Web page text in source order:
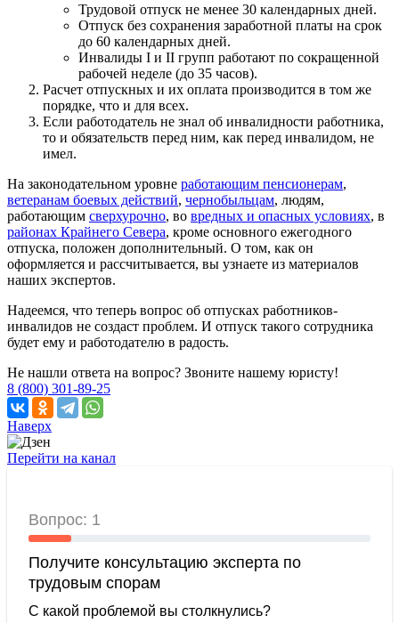
Трудовой отпуск не менее 30 календарных дней.
Отпуск без сохранения заработной платы на срок
до 60 календарных дней.
Инвалиды I и II групп работают по сокращенной
рабочей неделе (до 35 часов).
Расчет отпускных и их оплата производится в том же
порядке, что и для всех.
Если работодатель не знал об инвалидности работника,
то и обязательств перед ним, как перед инвалидом, не
имел.
На законодательном уровне работающим пенсионерам,
ветеранам боевых действий, чернобыльцам, людям,
работающим сверхурочно, во вредных и опасных условиях, в
районах Крайнего Севера, кроме основного ежегодного
отпуска, положен дополнительный. О том, как он
оформляется и рассчитывается, вы узнаете из материалов
наших экспертов.
Надеемся, что теперь вопрос об отпусках работников-
инвалидов не создаст проблем. И отпуск такого сотрудника
будет ему и работодателю в радость.
Не нашли ответа на вопрос? Звоните нашему юристу!
8 (800) 301-89-25
Наверх
Перейти на канал